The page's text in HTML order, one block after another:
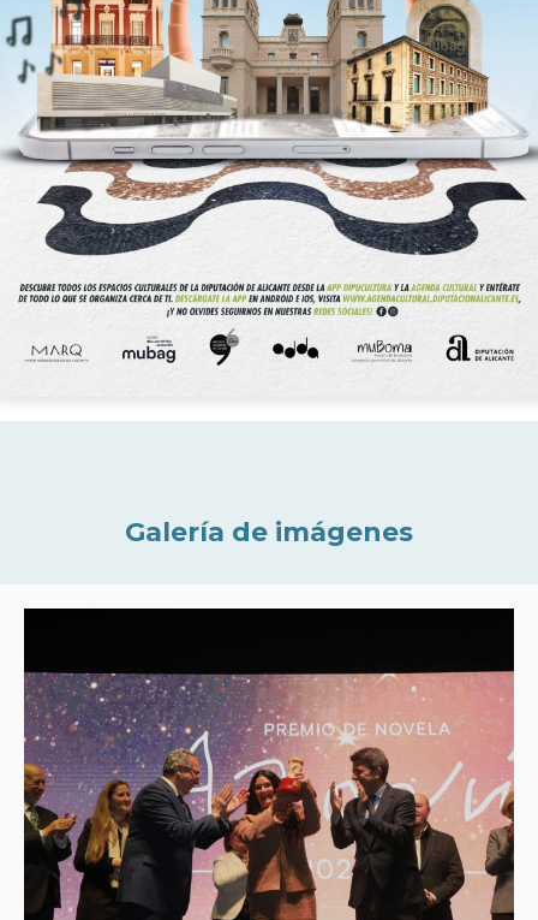
Galería de imágenes